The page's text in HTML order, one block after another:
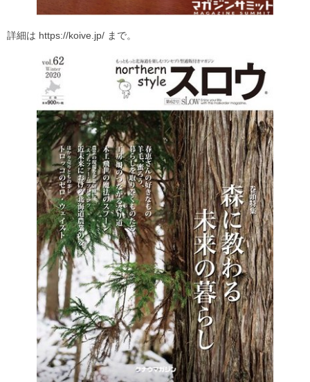
詳細は https://koive.jp/ まで。